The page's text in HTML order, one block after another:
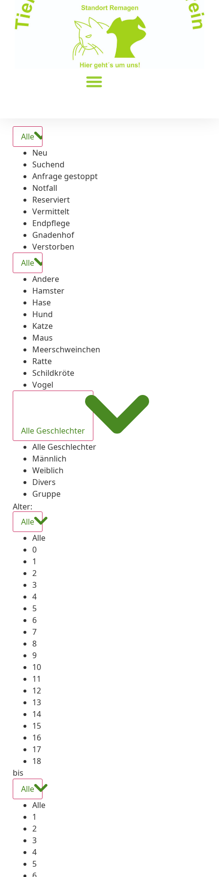
Alle
Neu
Suchend
Anfrage gestoppt
Notfall
Reserviert
Vermittelt
Endpflege
Gnadenhof
Verstorben
Alle
Andere
Hamster
Hase
Hund
Katze
Maus
Meerschweinchen
Ratte
Schildkröte
Vogel
Alle Geschlechter
Alle Geschlechter
Männlich
Weiblich
Divers
Gruppe
Alter:
Alle
Alle
0
1
2
3
4
5
6
7
8
9
10
11
12
13
14
15
16
17
18
bis
Alle
Alle
1
2
3
4
5